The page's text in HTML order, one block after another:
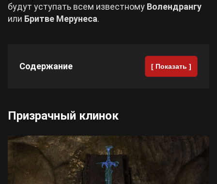
будут уступать всем известному Волендрангу
или Бритве Мерунеса.
Содержание [ Показать ]
Призрачный клинок